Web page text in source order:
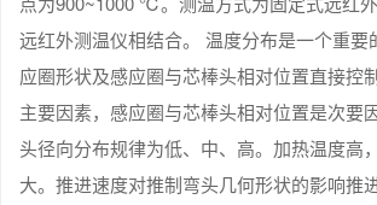
远红外测温仪相结合。 温度分布是一个重要
应圈形状及感应圈与芯棒头相对位置直接控
主要因素，感应圈与芯棒头相对位置是次要
头径向分布规律为低、中、高。加热温度高
大。推进速度对推制弯头几何形状的影响推